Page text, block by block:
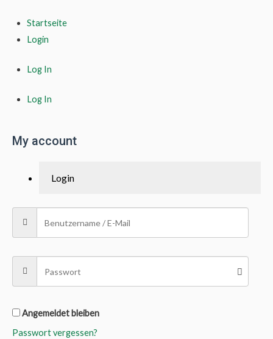
Startseite
Login
Log In
Log In
My account
Login
Angemeldet bleiben
Passwort vergessen?